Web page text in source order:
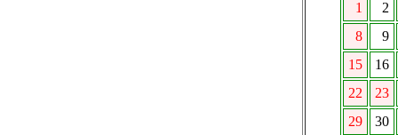
1
2
8
9
15
16
22
23
29
30